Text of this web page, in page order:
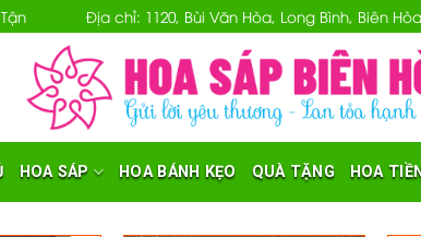
Địa chỉ: 1120, Bùi Văn Hòa, Long Bình, Biên
HOA SÁP HOA BÁNH KẸO QUÀ TẶNG HOA